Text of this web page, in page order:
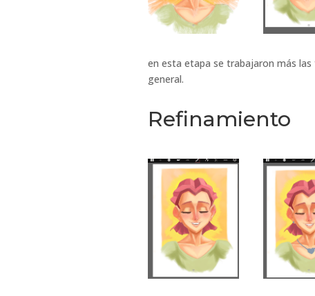
en esta etapa se trabajaron más
general.
Refinamiento